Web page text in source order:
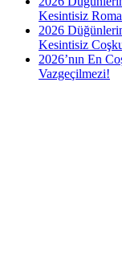
Kesintisiz
2026
Kesintisiz
2026’nın En
Vazgeçilmezi!